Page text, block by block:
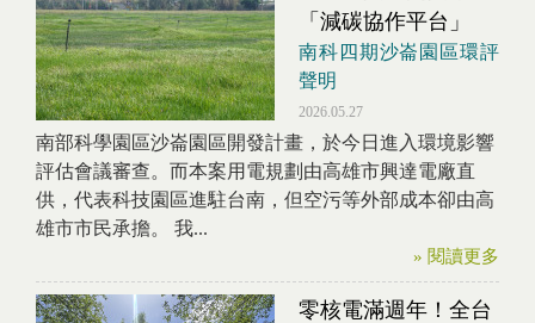
「減碳協作平台」
南科四期沙崙園區環評
聲明
2026.05.27
南部科學園區沙崙園區開發計畫，於今日進入環境影響
評估會議審查。而本案用電規劃由高雄市興達電廠直
供，代表科技園區進駐台南，但空污等外部成本卻由高
雄市市民承擔。 我...
» 閱讀更多
零核電滿週年！全台